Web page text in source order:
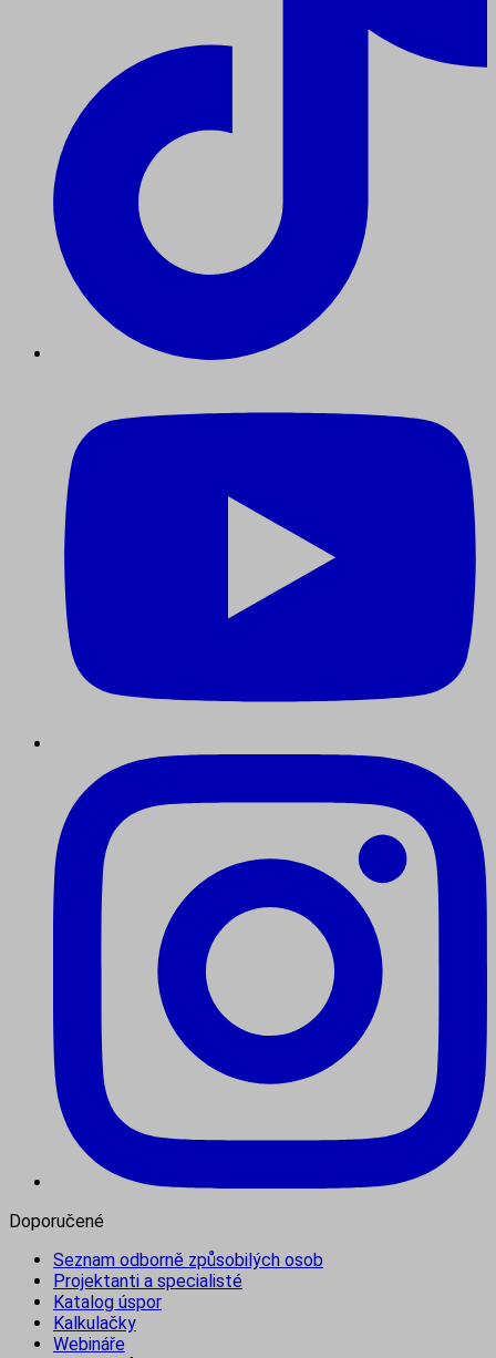
Doporučené
Seznam odborně způsobilých osob
Projektanti a specialisté
Katalog úspor
Kalkulačky
Webináře